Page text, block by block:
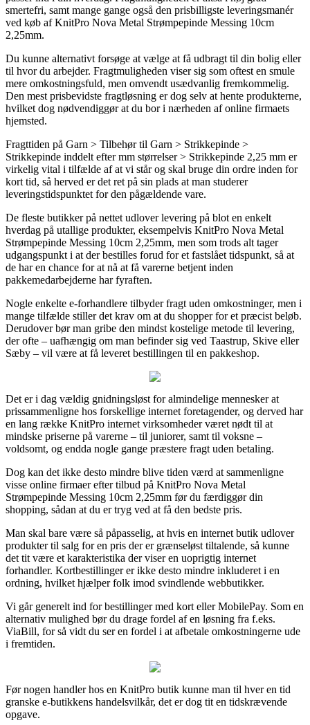
smertefri, samt mange gange også den prisbilligste leveringsmanér
ved køb af KnitPro Nova Metal Strømpepinde Messing 10cm
2,25mm.
Du kunne alternativt forsøge at vælge at få udbragt til din bolig eller
til hvor du arbejder. Fragtmuligheden viser sig som oftest en smule
mere omkostningsfuld, men omvendt usædvanlig fremkommelig.
Den mest prisbevidste fragtløsning er dog selv at hente produkterne,
hvilket dog nødvendiggør at du bor i nærheden af online firmaets
hjemsted.
Fragttiden på Garn > Tilbehør til Garn > Strikkepinde >
Strikkepinde inddelt efter mm størrelser > Strikkepinde 2,25 mm er
virkelig vital i tilfælde af at vi står og skal bruge din ordre inden for
kort tid, så herved er det ret på sin plads at man studerer
leveringstidspunktet for den pågældende vare.
De fleste butikker på nettet udlover levering på blot en enkelt
hverdag på utallige produkter, eksempelvis KnitPro Nova Metal
Strømpepinde Messing 10cm 2,25mm, men som trods alt tager
udgangspunkt i at der bestilles forud for et fastslået tidspunkt, så at
de har en chance for at nå at få varerne betjent inden
pakkemedarbejderne har fyraften.
Nogle enkelte e-forhandlere tilbyder fragt uden omkostninger, men i
mange tilfælde stiller det krav om at du shopper for et præcist beløb.
Derudover bør man gribe den mindst kostelige metode til levering,
der ofte – uafhængig om man befinder sig ved Taastrup, Skive eller
Sæby – vil være at få leveret bestillingen til en pakkeshop.
Det er i dag vældig gnidningsløst for almindelige mennesker at
prissammenligne hos forskellige internet foretagender, og derved har
en lang række KnitPro internet virksomheder været nødt til at
mindske priserne på varerne – til juniorer, samt til voksne –
voldsomt, og endda nogle gange præstere fragt uden betaling.
Dog kan det ikke desto mindre blive tiden værd at sammenligne
visse online firmaer efter tilbud på KnitPro Nova Metal
Strømpepinde Messing 10cm 2,25mm før du færdiggør din
shopping, sådan at du er tryg ved at få den bedste pris.
Man skal bare være så påpasselig, at hvis en internet butik udlover
produkter til salg for en pris der er grænseløst tiltalende, så kunne
det tit være et karakteristika der viser en uoprigtig internet
forhandler. Kortbestillinger er ikke desto mindre inkluderet i en
ordning, hvilket hjælper folk imod svindlende webbutikker.
Vi går generelt ind for bestillinger med kort eller MobilePay. Som en
alternativ mulighed bør du drage fordel af en løsning fra f.eks.
ViaBill, for så vidt du ser en fordel i at afbetale omkostningerne ude
i fremtiden.
Før nogen handler hos en KnitPro butik kunne man til hver en tid
granske e-butikkens handelsvilkår, det er dog tit en tidskrævende
opgave.